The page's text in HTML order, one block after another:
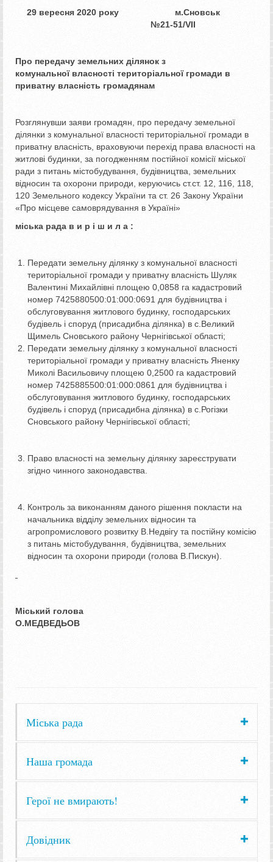
29 вересня 2020 року м.Сновськ
№21-51/VII
Про передачу земельних ділянок з
комунальної власності територіальної громади в
приватну власність громадянам
Розглянувши заяви громадян, про передачу земельної
ділянки з комунальної власності територіальної громади в
приватну власність, враховуючи перехід права власності на
житлові будинки, за погодженням постійної комісії міської
ради з питань містобудування, будівництва, земельних
відносин та охорони природи, керуючись ст.ст. 12, 116, 118,
120 Земельного кодексу України та ст. 26 Закону України
«Про місцеве самоврядування в Україні»
міська рада в и р і ш и л а :
Передати земельну ділянку з комунальної власності
територіальної громади у приватну власність Шуляк
Валентині Михайлівні площею 0,0858 га кадастровий
номер 7425880500:01:000:0691 для будівництва і
обслуговування житлового будинку, господарських
будівель і споруд (присадибна ділянка) в с.Великий
Щимель Сновського району Чернігівської області;
Передати земельну ділянку з комунальної власності
територіальної громади у приватну власність Яненку
Миколі Васильовичу площею 0,2500 га кадастровий
номер 7425885500:01:000:0861 для будівництва і
обслуговування житлового будинку, господарських
будівель і споруд (присадибна ділянка) в с.Рогізки
Сновського району Чернігівської області;
Право власності на земельну ділянку зареєструвати
згідно чинного законодавства.
Контроль за виконанням даного рішення покласти на
начальника відділу земельних відносин та
агропромислового розвитку В.Недвігу та постійну комісію
з питань містобудування, будівництва, земельних
відносин та охорони природи (голова В.Пискун).
Міський голова
О.МЕДВЕДЬОВ
Міська рада
Наша громада
Герої не вмирають!
Довідник